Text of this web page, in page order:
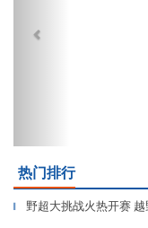
热门排行
▎ 野超大挑战火热开赛